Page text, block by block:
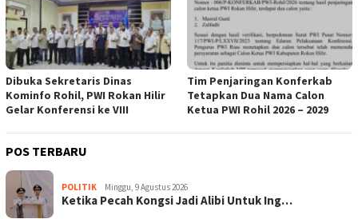
Dibuka Sekretaris Dinas
Kominfo Rohil, PWI Rokan Hilir
Gelar Konferensi ke VIII
Tim Penjaringan Konferkab
Tetapkan Dua Nama Calon
Ketua PWI Rohil 2026 – 2029
POS TERBARU
POLITIK Minggu, 9 Agustus 2026
Ketika Pecah Kongsi Jadi Alibi Untuk Ing…